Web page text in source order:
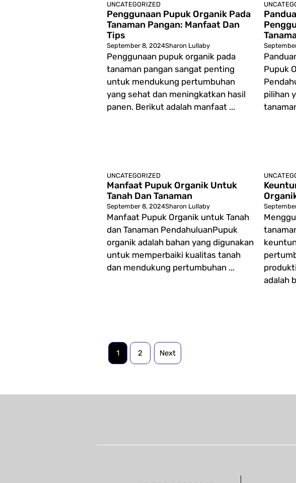
UNCATEGORIZED
Penggunaan Pupuk Organik Pada
Tanaman Pangan: Manfaat Dan
Tips
September 8, 2024Sharon Lullaby
Penggunaan pupuk organik pada
tanaman pangan sangat penting
untuk mendukung pertumbuhan
yang sehat dan meningkatkan hasil
panen. Berikut adalah manfaat ...
Pupuk
pilihan
UNCATEGORIZED
Manfaat Pupuk Organik Untuk
Tanah Dan Tanaman
September 8, 2024Sharon Lullaby
Manfaat Pupuk Organik untuk Tanah
dan Tanaman PendahuluanPupuk
organik adalah bahan yang digunakan
untuk memperbaiki kualitas tanah
dan mendukung pertumbuhan ...
adalah
1 2 Next